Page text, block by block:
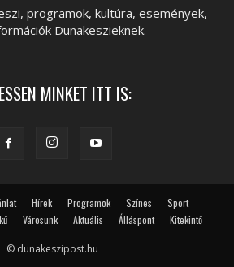
programok, kultúra, események,
Dunakeszieknek.
MINKET ITT IS:
Hírek Programok Színes
Sport
Városunk Aktuális Álláspont Kitekintő
© dunakeszipost.hu